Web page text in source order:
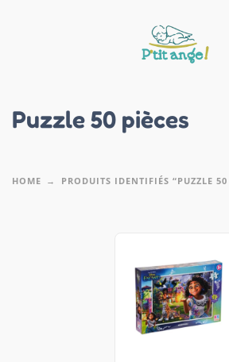
Puzzle 50 pièces
HOME PRODUITS IDENTIFIÉS “PUZZLE 50